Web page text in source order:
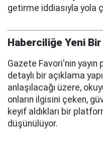
getirme iddiasıyla yola
Haberciliğe Yeni Bir
Gazete Favori'nin yayın
detaylı bir açıklama
anlaşılacağı üzere,
onların ilgisini çeken,
keyif aldıkları bir
düşünülüyor.